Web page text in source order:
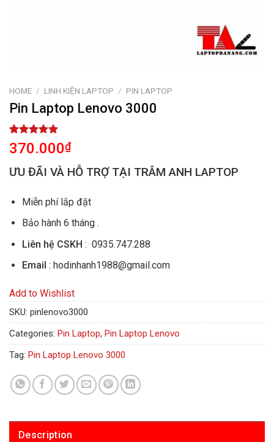
HOME / LINH KIỆN LAPTOP / PIN LAPTOP
Pin Laptop Lenovo 3000
Rated
5.00
out of 5
1
customer
370.000₫
ƯU ĐÃI VÀ HỖ TRỢ TẠI TRÂM ANH LAPTOP
Miễn phí lắp đặt
Bảo hành 6 tháng .
Liên hệ CSKH : 0935.747.288
Email : hodinhanh1988@gmail.com
Add to Wishlist
SKU: pinlenovo3000
Categories: Pin Laptop, Pin Laptop Lenovo
Tag: Pin Laptop Lenovo 3000
Description